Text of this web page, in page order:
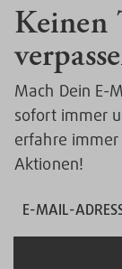
Keinen
Mach Dein E-
sofort immer
erfahre
Aktionen!